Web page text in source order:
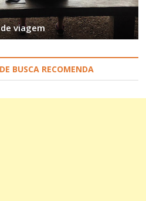
viagem
BUSCA RECOMENDA